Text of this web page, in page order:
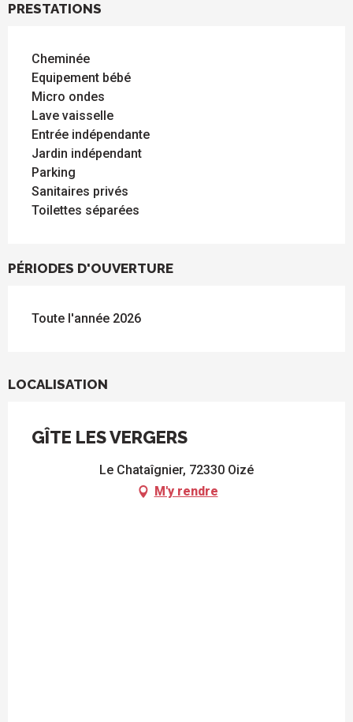
PRESTATIONS
Cheminée
Equipement bébé
Micro ondes
Lave vaisselle
Entrée indépendante
Jardin indépendant
Parking
Sanitaires privés
Toilettes séparées
PÉRIODES D'OUVERTURE
Toute l'année 2026
LOCALISATION
GÎTE LES VERGERS
Le Chataîgnier, 72330 Oizé
M'y rendre